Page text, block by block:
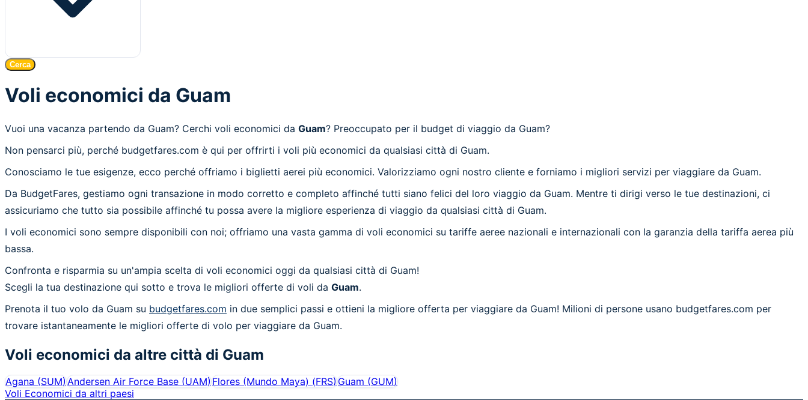
Cerca
Voli economici da Guam
Vuoi una vacanza partendo da Guam? Cerchi voli economici da Guam? Preoccupato per il budget di viaggio da Guam?
Non pensarci più, perché budgetfares.com è qui per offrirti i voli più economici da qualsiasi città di Guam.
Conosciamo le tue esigenze, ecco perché offriamo i biglietti aerei più economici. Valorizziamo ogni nostro cliente e forniamo i migliori servizi per viaggiare da Guam.
Da BudgetFares, gestiamo ogni transazione in modo corretto e completo affinché tutti siano felici del loro viaggio da Guam. Mentre ti dirigi verso le tue destinazioni, ci
assicuriamo che tutto sia possibile affinché tu possa avere la migliore esperienza di viaggio da qualsiasi città di Guam.
I voli economici sono sempre disponibili con noi; offriamo una vasta gamma di voli economici su tariffe aeree nazionali e internazionali con la garanzia della tariffa aerea più
bassa.
Confronta e risparmia su un'ampia scelta di voli economici oggi da qualsiasi città di Guam!
Scegli la tua destinazione qui sotto e trova le migliori offerte di voli da Guam.
Prenota il tuo volo da Guam su budgetfares.com in due semplici passi e ottieni la migliore offerta per viaggiare da Guam! Milioni di persone usano budgetfares.com per
trovare istantaneamente le migliori offerte di volo per viaggiare da Guam.
Voli economici da altre città di Guam
Agana (SUM)Andersen Air Force Base (UAM)Flores (Mundo Maya) (FRS)Guam (GUM)
Voli Economici da altri paesi